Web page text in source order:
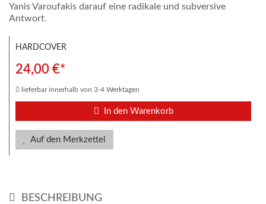
Yanis Varoufakis darauf eine radikale und subversive
Antwort.
HARDCOVER
24,00 €*
lieferbar innerhalb von 3-4 Werktagen
In den Warenkorb
Auf den Merkzettel
BESCHREIBUNG